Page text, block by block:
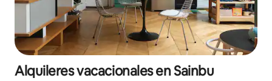
Alquileres vacacionales en Sainbu